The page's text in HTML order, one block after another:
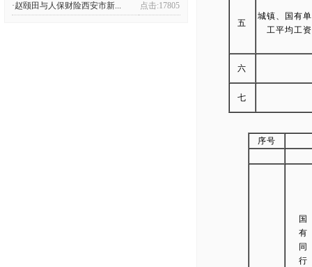
·赵颐田与人保财险西安市新...
点击:17805
五
城镇、国有
工平均工
六
七
序号
国
有
同
行